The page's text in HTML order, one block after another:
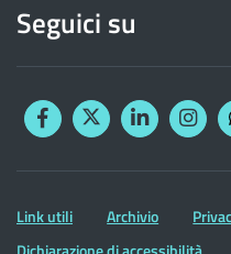
Seguici su
FacebookTwitterLinkedin
Altre
informazioni
Link utili Archivio